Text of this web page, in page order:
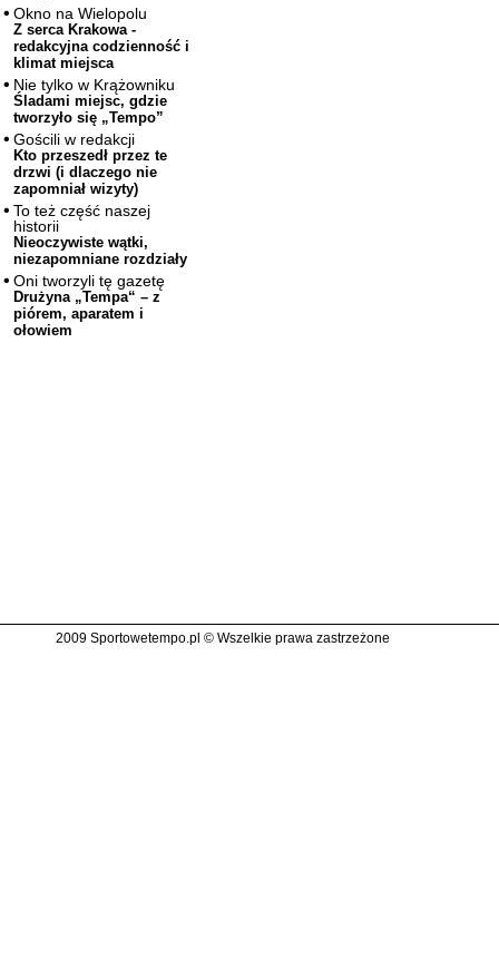
Okno na Wielopolu
Z serca Krakowa -
redakcyjna codzienność i
klimat miejsca
Nie tylko w Krążowniku
Śladami miejsc, gdzie
tworzyło się „Tempo”
Gościli w redakcji
Kto przeszedł przez te
drzwi (i dlaczego nie
zapomniał wizyty)
To też część naszej
historii
Nieoczywiste wątki,
niezapomniane rozdziały
Oni tworzyli tę gazetę
Drużyna „Tempa“ – z
piórem, aparatem i
ołowiem
2009 Sportowetempo.pl © Wszelkie prawa zastrzeżone